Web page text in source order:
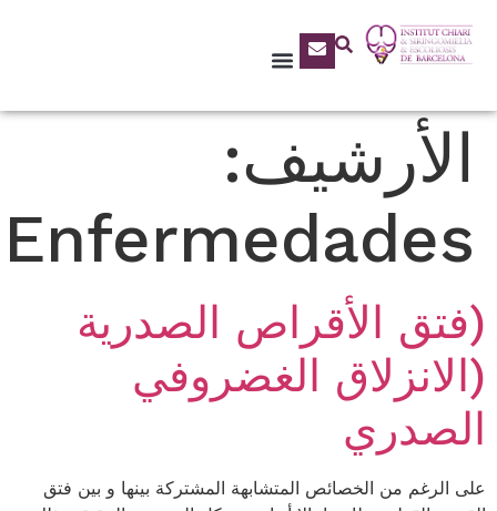
الأرشيف:
Enfermedades
(فتق الأقراص الصدرية
(الانزلاق الغضروفي
الصدري
على الرغم من الخصائص المتشابهة المشتركة بينها و بين فتق